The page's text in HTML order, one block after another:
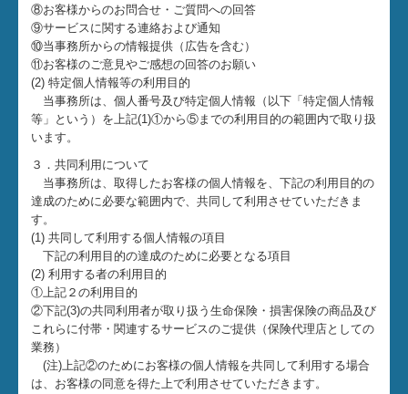
経営者オススメ情報
Q&A経営相談
税務カレンダー
税務Q&A
社長メニューASP版
TKCシステムQ&A
FX4クラウド
経営改善オンデマンド講座
リンク集
個人情報保護方針
⑧お客様からのお問合せ・ご質問への回答
⑨サービスに関する連絡および通知
⑩当事務所からの情報提供（広告を含む）
⑪お客様のご意見やご感想の回答のお願い
(2) 特定個人情報等の利用目的
当事務所は、個人番号及び特定個人情報（以下「特定個人情報
等」という）を上記(1)①から⑤までの利用目的の範囲内で取り扱
います。
３．共同利用について
当事務所は、取得したお客様の個人情報を、下記の利用目的の
達成のために必要な範囲内で、共同して利用させていただきま
す。
(1) 共同して利用する個人情報の項目
下記の利用目的の達成のために必要となる項目
(2) 利用する者の利用目的
①上記２の利用目的
②下記(3)の共同利用者が取り扱う生命保険・損害保険の商品及び
これらに付帯・関連するサービスのご提供（保険代理店としての
業務）
(注)上記②のためにお客様の個人情報を共同して利用する場合
は、お客様の同意を得た上で利用させていただきます。